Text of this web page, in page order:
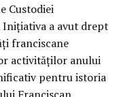
Custodiei
Inițiativa a avut drept
franciscane
activităților anului
pentru istoria